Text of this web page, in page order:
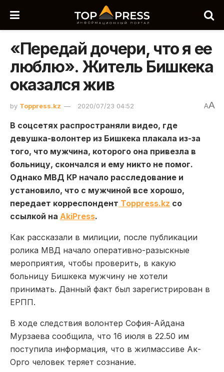
«Передай дочери, что я ее
люблю». Житель Бишкека
оказался жив
by Toppress.kz 2020/07/23 04:52 AA
В соцсетях распространяли видео, где
девушка-волонтер из Бишкека плакала из-за
того, что мужчина, которого она привезла в
больницу, скончался и ему никто не помог.
Однако МВД КР начало расследование и
установило, что с мужчиной все хорошо,
передает корреспондент Toppress.kz со
ссылкой на AkiPress.
Как рассказали в милиции, после публикации
ролика МВД начало оперативно-разыскные
мероприятия, чтобы проверить, в какую
больницу Бишкека мужчину не хотели
принимать. Данный факт был зарегистрирован в
ЕРПП.
В ходе следствия волонтер София-Айдана
Мурзаева сообщила, что 16 июля в 22.50 им
поступила информация, что в жилмассиве Ак-
Орго человек теряет сознание.